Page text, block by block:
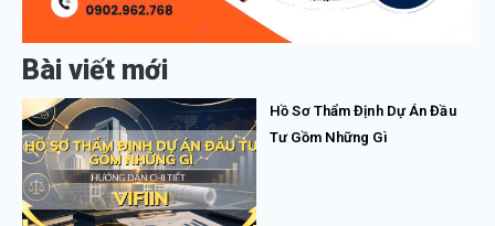
Bài viết mới
Hồ Sơ Thẩm Định Dự Án Đầu
Tư Gồm Những Gì